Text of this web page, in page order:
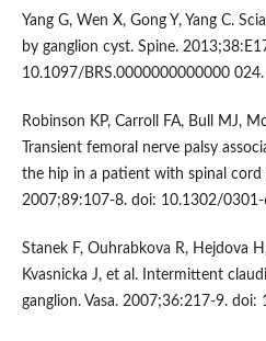
Yang G, Wen X, Gong Y, Yang C.
by ganglion cyst. Spine.
10.1097/BRS.0000000000000 024.
Robinson KP, Carroll FA, Bull MJ,
Transient femoral nerve palsy
the hip in a patient with spinal cord
2007;89:107-8. doi: 10.1302/0301-
Stanek F, Ouhrabkova R, Hejdova
Kvasnicka J, et al. Intermittent
ganglion. Vasa. 2007;36:217-9.